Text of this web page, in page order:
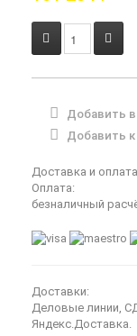
Добавить в
Добавить
Доставка и оплата
Оплата:
безналичный
Доставки:
Деловые линии,
Яндекс.Доставка.